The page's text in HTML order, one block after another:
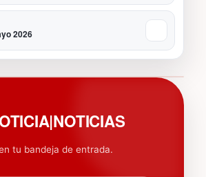
2026
tu bandeja de entrada.